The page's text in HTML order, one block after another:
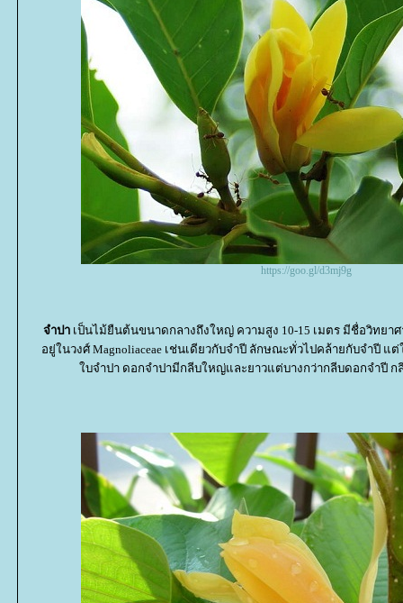
https://goo.gl/d3mj9g
จำปา เป็นไม้ยืนต้นขนาดกลางถึงใหญ่ ความสูง 10-15 เมตร มีชื่อวิทยาศา
อยู่ในวงศ์ Magnoliaceae เช่นเดียวกับจำปี ลักษณะทั่วไปคล้ายกับจำปี แ
บจำปา ดอกจำปามีกลีบใหญ่และยาวแต่บางกว่ากลีบดอกจำปี ก